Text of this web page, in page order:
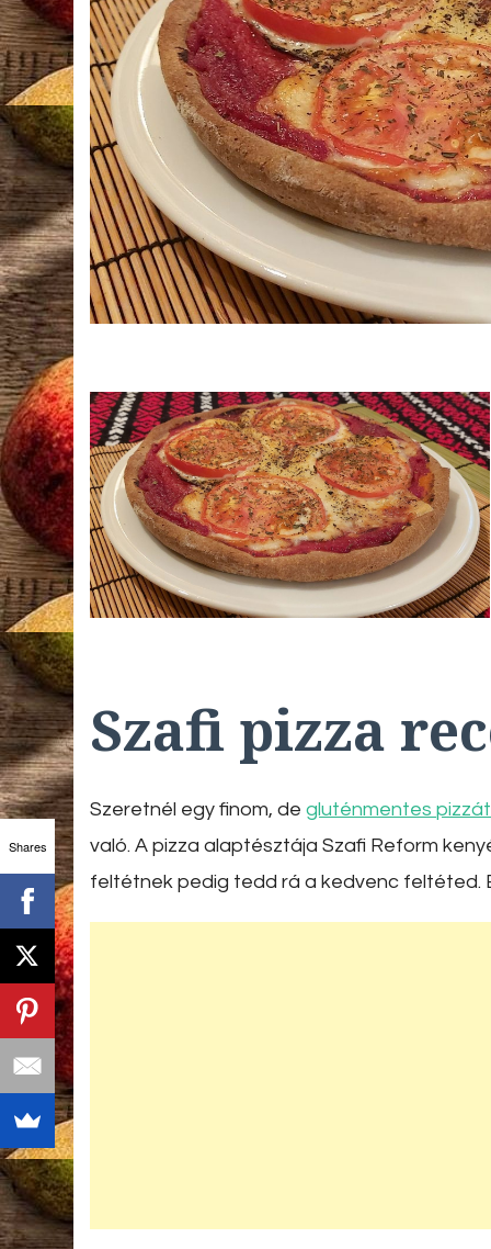
Szafi pizza
Szeretnél egy finom, degluténmentes pizzát
való. A pizza alaptésztája Szafi Reform
feltétnek pedig tedd rá a kedvenc feltéted.
Shares